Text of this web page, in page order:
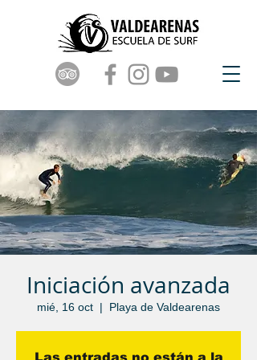
Iniciación avanzada
mié, 16 oct
  |
Playa de Valdearenas
Las entradas no están a la